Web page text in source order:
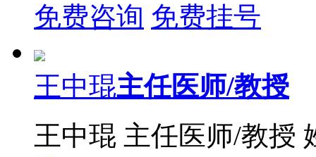
免费咨询 免费挂号
王中琨主任医师/教授
王中琨 主任医师/教授